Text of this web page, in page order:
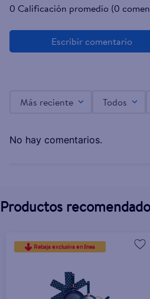
0 Calificación promedio (0
Más reciente Todos
No hay comentarios.
Productos
Rebaja exclusiva en línea